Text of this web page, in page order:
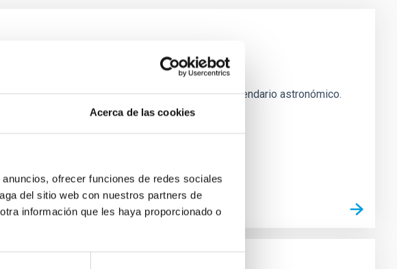
Acerca de las cookies
ofrecer funciones de redes sociales
del sitio web con nuestros partners de
información que les haya proporcionado o
de la Ciencia y el Cosmos (MCC) publican su calendario astronómico.
12 de agosto, que